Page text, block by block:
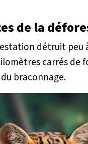
de la
détruit peu
carrés
braconnage.